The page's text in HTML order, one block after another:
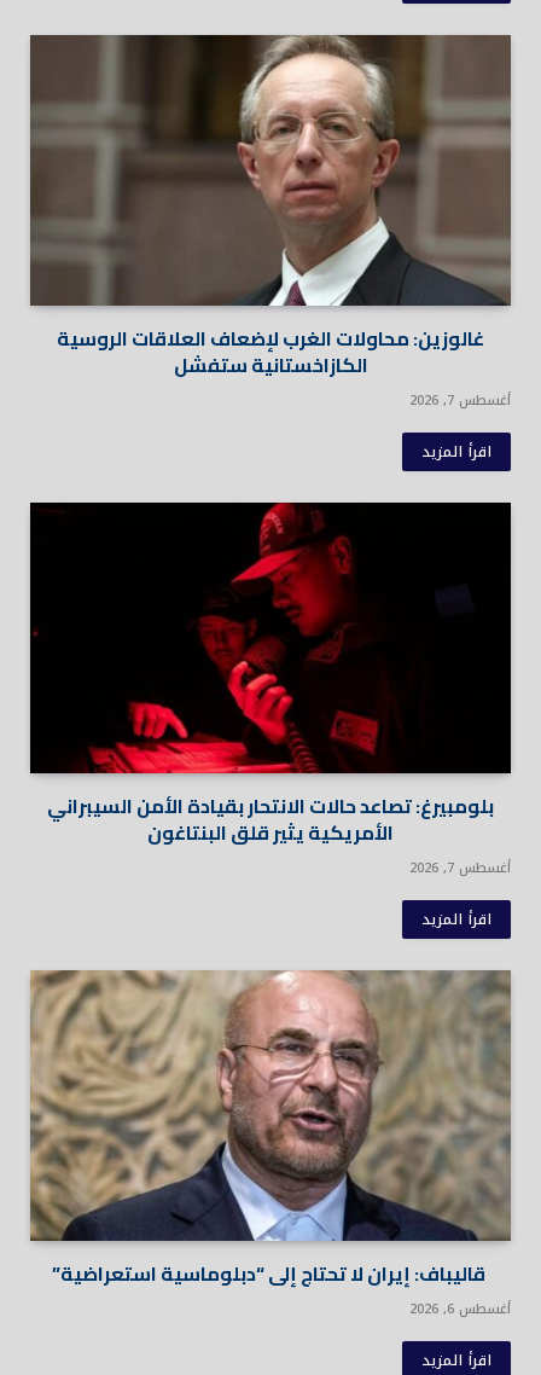
غالوزين: محاولات الغرب لإضعاف العلاقات الروسية
الكازاخستانية ستفشل
أغسطس 7, 2026
اقرأ المزيد
بلومبيرغ: تصاعد حالات الانتحار بقيادة الأمن السيبراني
الأمريكية يثير قلق البنتاغون
أغسطس 7, 2026
اقرأ المزيد
قاليباف: إيران لا تحتاج إلى “دبلوماسية استعراضية”
أغسطس 6, 2026
اقرأ المزيد